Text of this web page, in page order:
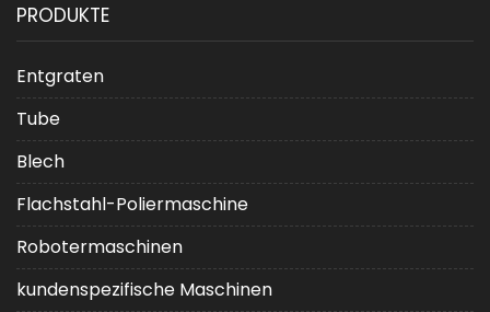
PRODUKTE
Entgraten
Tube
Blech
Flachstahl-Poliermaschine
Robotermaschinen
kundenspezifische Maschinen